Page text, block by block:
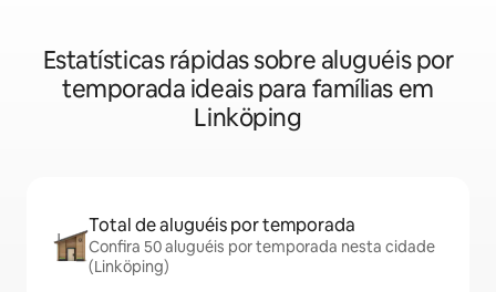
Estatísticas rápidas sobre aluguéis por
temporada ideais para famílias em
Linköping
Total de aluguéis por temporada
Confira 50 aluguéis por temporada nesta cidade
(Linköping)